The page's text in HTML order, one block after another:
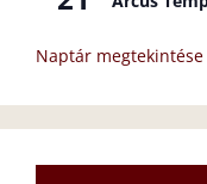
Naptár megtekintése